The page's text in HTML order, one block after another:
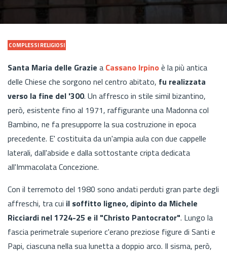
COMPLESSI RELIGIOSI
Santa Maria delle Grazie a Cassano Irpino è la più antica
delle Chiese che sorgono nel centro abitato, fu realizzata
verso la fine del '300. Un affresco in stile simil bizantino,
però, esistente fino al 1971, raffigurante una Madonna col
Bambino, ne fa presupporre la sua costruzione in epoca
precedente. E' costituita da un'ampia aula con due cappelle
laterali, dall'abside e dalla sottostante cripta dedicata
all'Immacolata Concezione.
Con il terremoto del 1980 sono andati perduti gran parte degli
affreschi, tra cui il soffitto ligneo, dipinto da Michele
Ricciardi nel 1724-25 e il "Christo Pantocrator". Lungo la
fascia perimetrale superiore c'erano preziose figure di Santi e
Papi, ciascuna nella sua lunetta a doppio arco. Il sisma, però,